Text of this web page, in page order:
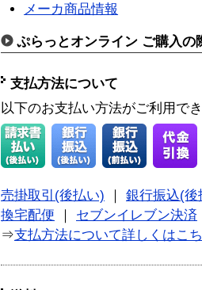
メーカ商品情報
ぷらっとオンライン ご購入の
支払方法について
以下のお支払い方法がご利用で
売掛取引(後払い)
銀行振込(後
換宅配便
セブンイレブン決済
⇒支払方法について詳しくはこ